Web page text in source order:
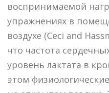
воспринимаемой
упражнениях в
воздухе (Ceci and
что частота
уровень лактата в
этом